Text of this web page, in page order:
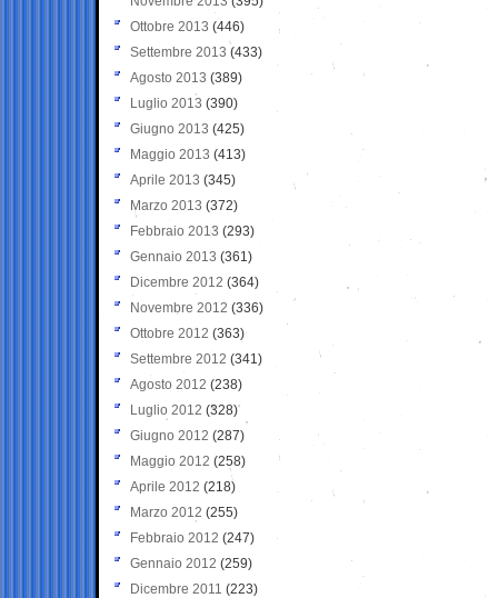
Ottobre 2013 (446)
Settembre 2013 (433)
Agosto 2013 (389)
Luglio 2013 (390)
Giugno 2013 (425)
Maggio 2013 (413)
Aprile 2013 (345)
Marzo 2013 (372)
Febbraio 2013 (293)
Gennaio 2013 (361)
Dicembre 2012 (364)
Novembre 2012 (336)
Ottobre 2012 (363)
Settembre 2012 (341)
Agosto 2012 (238)
Luglio 2012 (328)
Giugno 2012 (287)
Maggio 2012 (258)
Aprile 2012 (218)
Marzo 2012 (255)
Febbraio 2012 (247)
Gennaio 2012 (259)
Dicembre 2011 (223)